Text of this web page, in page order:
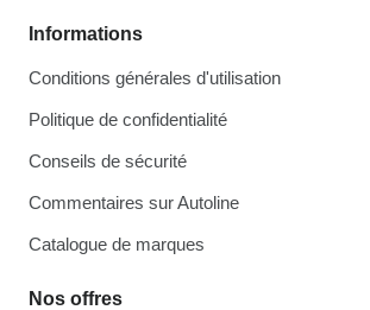
Informations
Conditions générales d'utilisation
Politique de confidentialité
Conseils de sécurité
Commentaires sur Autoline
Catalogue de marques
Nos offres